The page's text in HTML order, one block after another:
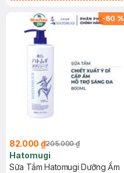
(SL có hạn)
-60 %
82.000 ₫205.000 ₫
Hatomugi
Sữa Tắm Hatomugi Dưỡng Ẩm